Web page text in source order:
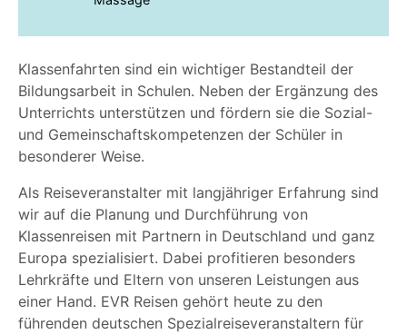
Klassenfahrten sind ein wichtiger Bestandteil der
Bildungsarbeit in Schulen. Neben der Ergänzung des
Unterrichts unterstützen und fördern sie die Sozial-
und Gemeinschaftskompetenzen der Schüler in
besonderer Weise.
Als Reiseveranstalter mit langjähriger Erfahrung sind
wir auf die Planung und Durchführung von
Klassenreisen mit Partnern in Deutschland und ganz
Europa spezialisiert. Dabei profitieren besonders
Lehrkräfte und Eltern von unseren Leistungen aus
einer Hand. EVR Reisen gehört heute zu den
führenden deutschen Spezialreiseveranstaltern für